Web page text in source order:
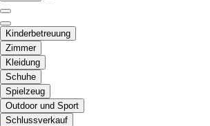
Kinderbetreuung
Zimmer
Kleidung
Schuhe
Spielzeug
Outdoor und Sport
Schlussverkauf